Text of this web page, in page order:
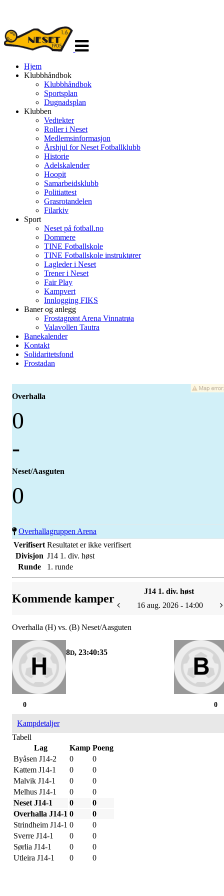
navigasjon
Hjem
Klubbhåndbok
Klubbhåndbok
Sportsplan
Dugnadsplan
Klubben
Vedtekter
Roller i Neset
Medlemsinformasjon
Årshjul for Neset Fotballklubb
Historie
Adelskalender
Hoopit
Samarbeidsklubb
Politiattest
Grasrotandelen
Filarkiv
Sport
Neset på fotball.no
Dommere
TINE Fotballskole
TINE Fotballskole instruktører
Lagleder i Neset
Trener i Neset
Fair Play
Kampvert
Innlogging FIKS
Baner og anlegg
Frostagrønt Arena Vinnatrøa
Valavollen Tautra
Banekalender
Kontakt
Solidaritetsfond
Frostadan
Overhalla
0
-
Neset/Aasguten
0
Overhallagruppen Arena
Verifisert Resultatet er ikke verifisert
Divisjon J14 1. div. høst
Runde
1. runde
Kommende kamper
J14 1. div. høst
16 aug. 2026 - 14:00
Overhalla (H) vs. (B) Neset/Aasguten
8D, 23:40:35
0
0
Kampdetaljer
Tabell
Lag
Kamp Poeng
Byåsen J14-2
0
0
Kattem J14-1
0
0
Malvik J14-1
0
0
Melhus J14-1
0
0
Neset J14-1
0
0
Overhalla J14-1 0
0
Strindheim J14-1 0
0
Sverre J14-1
0
0
Sørlia J14-1
0
0
Utleira J14-1
0 0